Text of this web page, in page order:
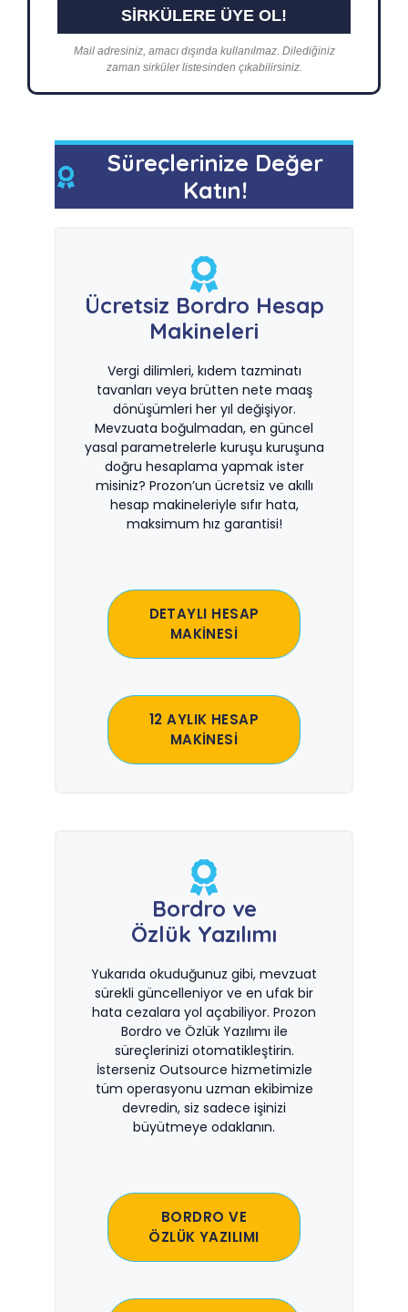
Mail adresiniz, amacı dışında kullanılmaz. Dilediğiniz
zaman sirküler listesinden çıkabilirsiniz.
Süreçlerinize Değer
Katın!
Ücretsiz Bordro Hesap
Makineleri
Vergi dilimleri, kıdem tazminatı
tavanları veya brütten nete maaş
dönüşümleri her yıl değişiyor.
Mevzuata boğulmadan, en güncel
yasal parametrelerle kuruşu kuruşuna
doğru hesaplama yapmak ister
misiniz? Prozon’un ücretsiz ve akıllı
hesap makineleriyle sıfır hata,
maksimum hız garantisi!
DETAYLI HESAP
MAKİNESİ
12 AYLIK HESAP
MAKİNESİ
Bordro ve
Özlük Yazılımı
Yukarıda okuduğunuz gibi, mevzuat
sürekli güncelleniyor ve en ufak bir
hata cezalara yol açabiliyor. Prozon
Bordro ve Özlük Yazılımı ile
süreçlerinizi otomatikleştirin.
İsterseniz Outsource hizmetimizle
tüm operasyonu uzman ekibimize
devredin, siz sadece işinizi
büyütmeye odaklanın.
BORDRO VE
ÖZLÜK YAZILIMI